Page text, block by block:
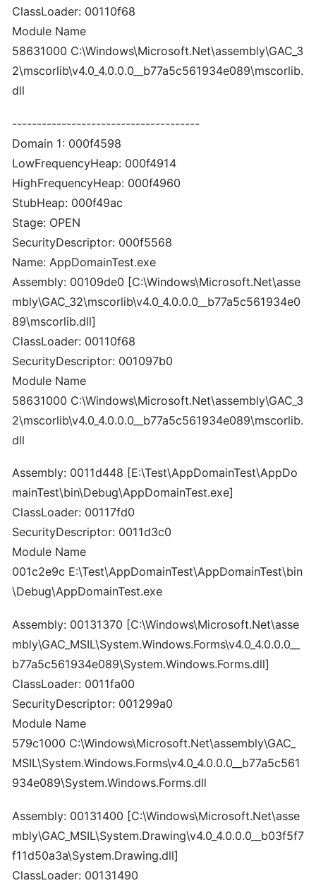
ClassLoader: 00110f68
Module Name
58631000 C:\Windows\Microsoft.Net\assembly\GAC_3
2\mscorlib\v4.0_4.0.0.0__b77a5c561934e089\mscorlib.
dll
--------------------------------------
Domain 1: 000f4598
LowFrequencyHeap: 000f4914
HighFrequencyHeap: 000f4960
StubHeap: 000f49ac
Stage: OPEN
SecurityDescriptor: 000f5568
Name: AppDomainTest.exe
Assembly: 00109de0 [C:\Windows\Microsoft.Net\asse
mbly\GAC_32\mscorlib\v4.0_4.0.0.0__b77a5c561934e0
89\mscorlib.dll]
ClassLoader: 00110f68
SecurityDescriptor: 001097b0
Module Name
58631000 C:\Windows\Microsoft.Net\assembly\GAC_3
2\mscorlib\v4.0_4.0.0.0__b77a5c561934e089\mscorlib.
dll
Assembly: 0011d448 [E:\Test\AppDomainTest\AppDo
mainTest\bin\Debug\AppDomainTest.exe]
ClassLoader: 00117fd0
SecurityDescriptor: 0011d3c0
Module Name
001c2e9c E:\Test\AppDomainTest\AppDomainTest\bin
\Debug\AppDomainTest.exe
Assembly: 00131370 [C:\Windows\Microsoft.Net\asse
mbly\GAC_MSIL\System.Windows.Forms\v4.0_4.0.0.0__
b77a5c561934e089\System.Windows.Forms.dll]
ClassLoader: 0011fa00
SecurityDescriptor: 001299a0
Module Name
579c1000 C:\Windows\Microsoft.Net\assembly\GAC_
MSIL\System.Windows.Forms\v4.0_4.0.0.0__b77a5c561
934e089\System.Windows.Forms.dll
Assembly: 00131400 [C:\Windows\Microsoft.Net\asse
mbly\GAC_MSIL\System.Drawing\v4.0_4.0.0.0__b03f5f7
f11d50a3a\System.Drawing.dll]
ClassLoader: 00131490